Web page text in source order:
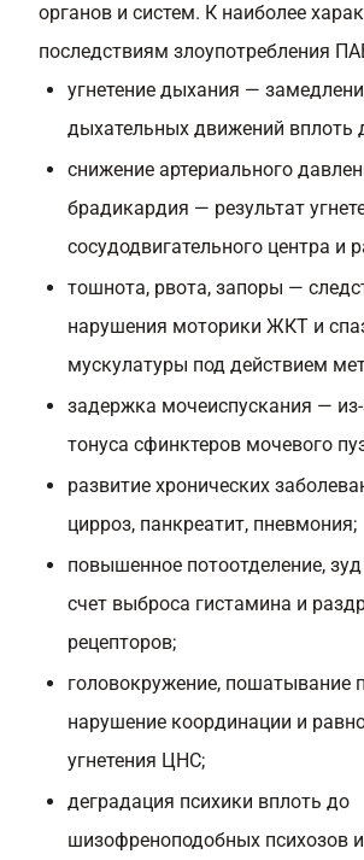
органов и систем. К наиболее
последствиям злоупотребления
угнетение дыхания —
дыхательных движений вплоть
снижение артериального
брадикардия — результат
сосудодвигательного центра и
тошнота, рвота, запоры —
нарушения моторики ЖКТ и
мускулатуры под действием
задержка мочеиспускания —
тонуса сфинктеров мочевого
развитие хронических
цирроз, панкреатит, пневмония;
повышенное потоотделение,
счет выброса гистамина и
рецепторов;
головокружение, пошатывание
нарушение координации и
угнетения ЦНС;
деградация психики вплоть до
шизофреноподобных психозов